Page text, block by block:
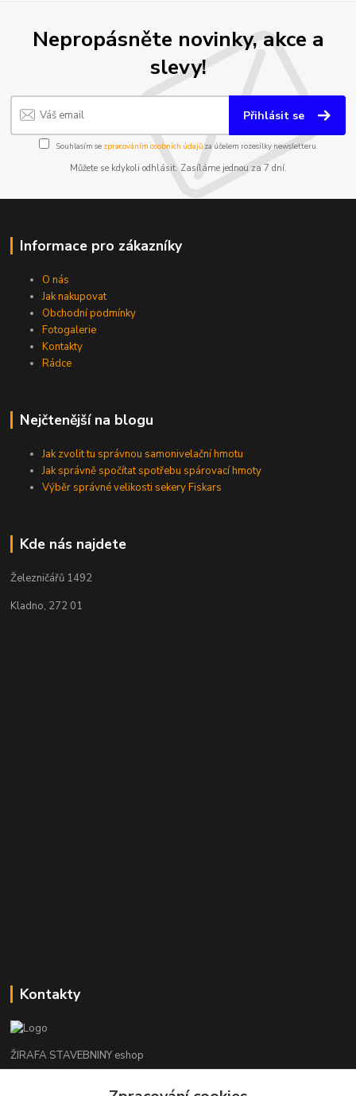
Nepropásněte novinky, akce a
slevy!
Přihlásit se
Souhlasím se zpracováním osobních údajůza účelem rozesílky newsletteru.
Můžete se kdykoli odhlásit. Zasíláme jednou za 7 dní.
Informace pro zákazníky
O nás
Jak nakupovat
Obchodní podmínky
Fotogalerie
Kontakty
Rádce
Nejčtenější na blogu
Jak zvolit tu správnou samonivelační hmotu
Jak správně spočítat spotřebu spárovací hmoty
Výběr správné velikosti sekery Fiskars
Kde nás najdete
Železničářů 1492
Kladno, 272 01
Kontakty
ŽIRAFA STAVEBNINY eshop